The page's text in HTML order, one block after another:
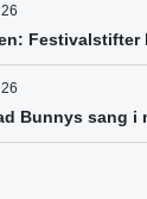
Festivalstifter
Bunnys sang i